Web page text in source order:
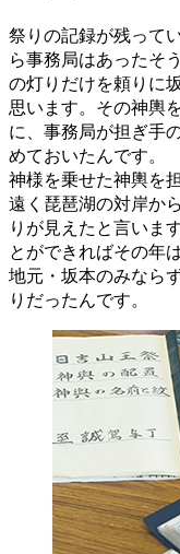
祭りの記録が残って
ら事務局はあったそ
の灯りだけを頼りに
思います。その神輿
に、事務局が担ぎ手
めておいたんです。
神様を乗せた神輿を
遠く琵琶湖の対岸か
りが見えたと言いま
とができればその年
地元・坂本のみなら
りだったんです。